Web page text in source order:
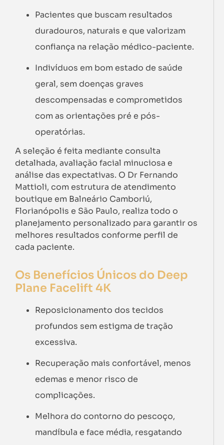
Pacientes que buscam resultados
duradouros, naturais e que valorizam
confiança na relação médico-paciente.
Indivíduos em bom estado de saúde
geral, sem doenças graves
descompensadas e comprometidos
com as orientações pré e pós-
operatórias.
A seleção é feita mediante consulta
detalhada, avaliação facial minuciosa e
análise das expectativas. O Dr Fernando
Mattioli, com estrutura de atendimento
boutique em Balneário Camboriú,
Florianópolis e São Paulo, realiza todo o
planejamento personalizado para garantir os
melhores resultados conforme perfil de
cada paciente.
Os Benefícios Únicos do Deep
Plane Facelift 4K
Reposicionamento dos tecidos
profundos sem estigma de tração
excessiva.
Recuperação mais confortável, menos
edemas e menor risco de
complicações.
Melhora do contorno do pescoço,
mandíbula e face média, resgatando